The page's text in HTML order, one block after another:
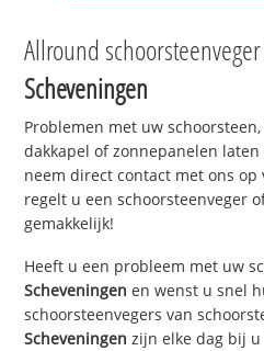
Allround schoorsteenveger
Scheveningen
Problemen met uw
dakkapel of zonnepanelen
neem direct contact met ons op
regelt u een schoorsteenveger
gemakkelijk!
Heeft u een probleem met uw
Scheveningen en wenst u snel
schoorsteenvegers van
Scheveningen zijn elke dag bij